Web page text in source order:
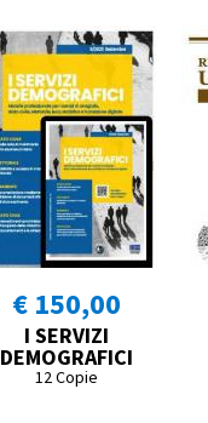
€ 150,00
I SERVIZI
DEMOGRAFICI
12 Copie